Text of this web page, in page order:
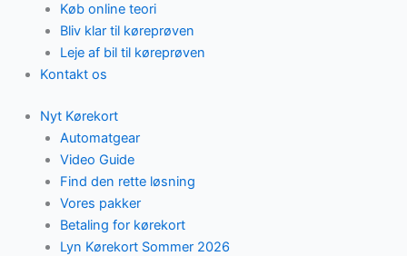
Køb online teori
Bliv klar til køreprøven
Leje af bil til køreprøven
Kontakt os
Nyt Kørekort
Automatgear
Video Guide
Find den rette løsning
Vores pakker
Betaling for kørekort
Lyn Kørekort Sommer 2026